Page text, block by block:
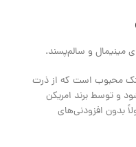
و سالم‌پسند.
محبوب است که از ذرت
توسط برند امریکن
بدون افزودنی‌های